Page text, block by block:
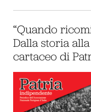
“Quando
Dalla storia
cartaceo di